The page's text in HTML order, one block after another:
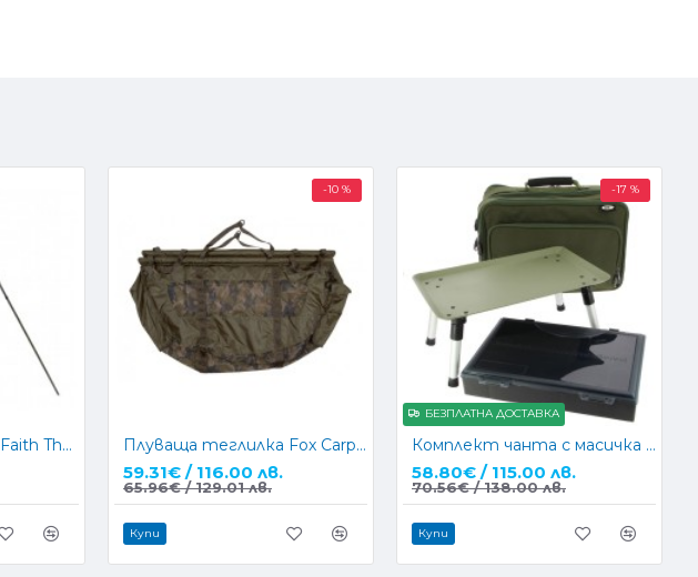
Трипод за теглене Faith The Weigh Pod
-10 %
Плуваща теглилка Fox Carpmaster STR Weigh Slings
59.31€ / 116.00 лв.
65.96€ / 129.01 лв.
Купи
БЕЗПЛАТНА ДОСТАВКА
-17 %
Комплект чанта с масичка NGT Carp Case System 612 Plus
58.80€ / 115.00 лв.
70.56€ / 138.00 лв.
Купи